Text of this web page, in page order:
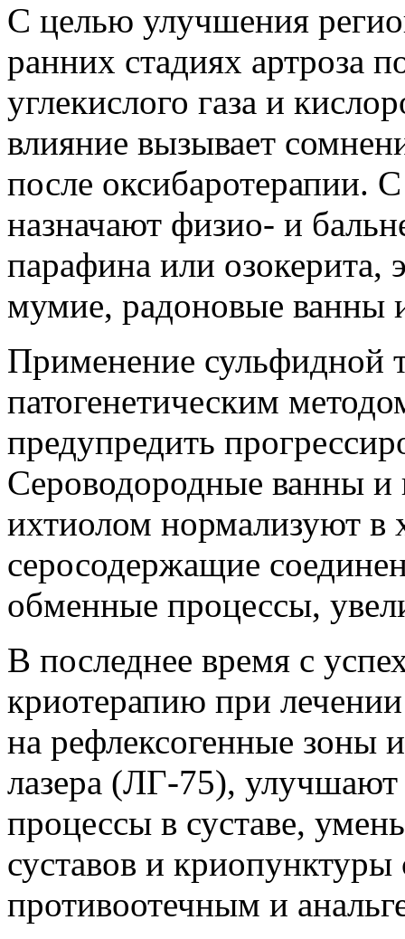
С целью улучшения
ранних стадиях артроза
углекислого газа и
влияние вызывает
после оксибаротерапии.
назначают физио- и
парафина или озокерита,
мумие, радоновые ванны
Применение сульфидной
патогенетическим
предупредить
Сероводородные ванны и
ихтиолом нормализуют
серосодержащие
обменные процессы,
В последнее время с
криотерапию при
на рефлексогенные зоны
лазера (ЛГ-75),
процессы в суставе,
суставов и криопунктуры
противоотечным и